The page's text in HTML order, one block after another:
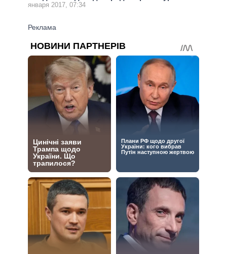
января 2017, 07:34